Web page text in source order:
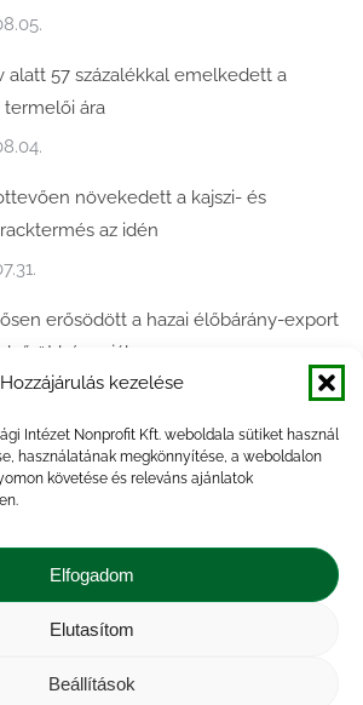
Hozzájárulás kezelése
Intézet Nonprofit Kft. weboldala sütiket használ
használatának megkönnyítése, a weboldalon
követése és releváns ajánlatok
Elfogadom
Elutasítom
Beállítások
alatt 57 százalékkal emelkedett a
termelői ára
növekedett a kajszi- és
az idén
erősödött a hazai élőbárány-export
öt hónapjában
bővült a baromfivágás
közelít az őszi búza betakarítása